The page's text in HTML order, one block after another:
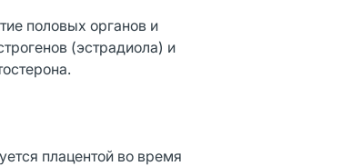
половых органов и
(эстрадиола) и
плацентой во время